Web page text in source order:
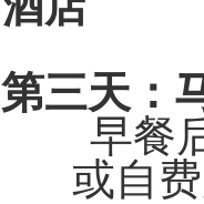
第三天：
早餐
或自